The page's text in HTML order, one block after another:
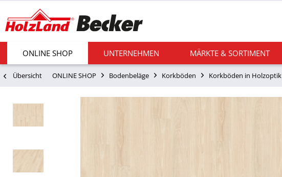
ONLINE SHOP UNTERNEHMEN MÄRKTE & SORTIMENT
Übersicht ONLINE SHOP Bodenbeläge Korkböden Korkböden in Holzoptik